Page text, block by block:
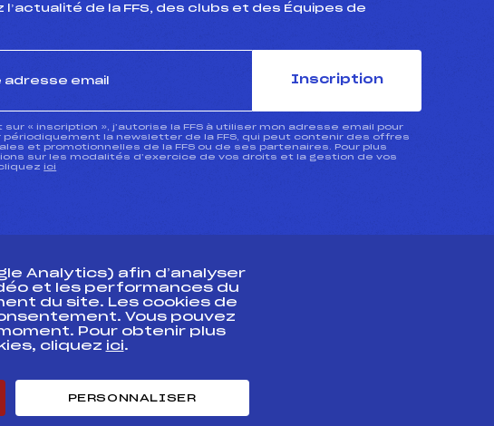
l’actualité de la FFS, des clubs et des Équipes de
Inscription
sur « inscription », j’autorise la FFS à utiliser mon adresse email pour
périodiquement la newsletter de la FFS, qui peut contenir des offres
et promotionnelles de la FFS ou de ses partenaires. Pour plus
sur les modalités d’exercice de vos droits et la gestion de vos
ici
vie de l’athlète
professionnel
Analytics) afin d’analyser
et les performances du
du site. Les cookies de
Vous pouvez
Pour obtenir plus
cliquez ici.
PERSONNALISER